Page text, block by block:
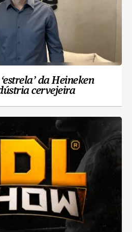
da Heineken
cervejeira